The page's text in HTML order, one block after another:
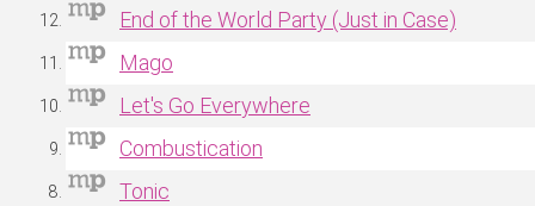
End of the World Party (Just in Case)
Mago
Let's Go Everywhere
Combustication
Tonic